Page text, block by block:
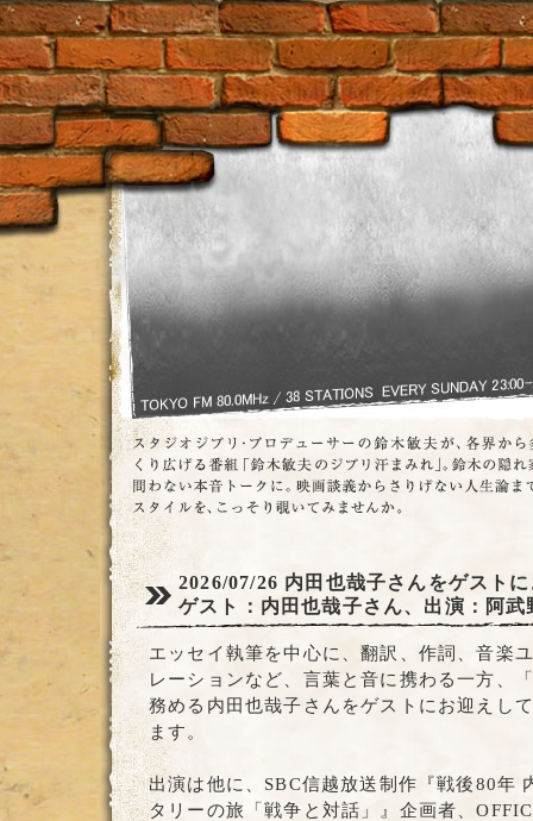
2026/07/26 内田也哉子さんをゲスト
ゲスト：内田也哉子さん、出演：阿武
エッセイ執筆を中心に、翻訳、作詞、音楽
レーションなど、言葉と音に携わる一方、
務める内田也哉子さんをゲストにお迎えし
ます。
出演は他に、SBC信越放送制作『戦後80年
タリーの旅「戦争と対話」』企画者、